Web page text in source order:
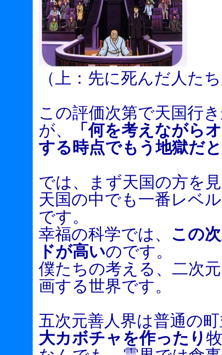
（上：先に死んだ人た
この評価次第で天国行
が、
「何を考えながら
する時点でもう地獄だ
では、まず天国の方を
天国の中でも一番レベ
です。
幸福の科学では、 この
ドが高いのです。
僕たちの考える、二次
画する世界です。
五次元善人界は普通の
大カボチャを作ったり